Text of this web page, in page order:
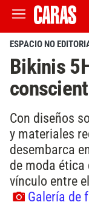
ESPACIO NO
Bikinis
Con diseños
y materiales
desembarca
de moda
vínculo entre
Galería de